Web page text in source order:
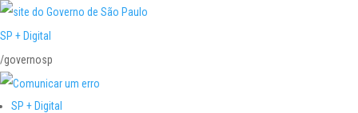
SP + Digital
/governosp
SP + Digital